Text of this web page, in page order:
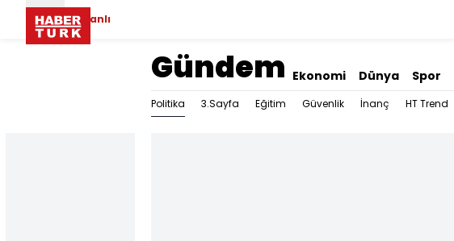
Canlı
Gündem Ekonomi Dünya Spor
Politika 3.Sayfa Eğitim Güvenlik İnanç HT Trend